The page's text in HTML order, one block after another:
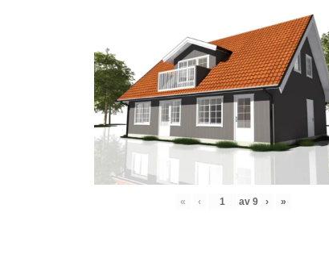
« ‹ av 9 › »